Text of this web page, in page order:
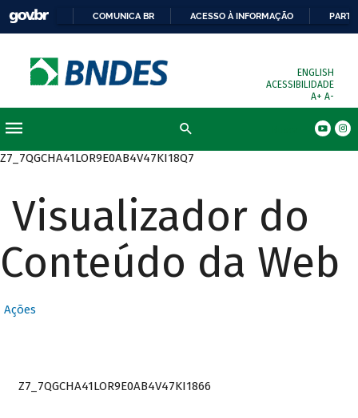
COMUNICA BR ACESSO À INFORMAÇÃO
ENGLISH
ACESSIBILIDADE
A+ A-
Z7_7QGCHA41LOR9E0AB4V47KI18Q7
Visualizador do
Conteúdo da Web
Ações
Z7_7QGCHA41LOR9E0AB4V47KI1866